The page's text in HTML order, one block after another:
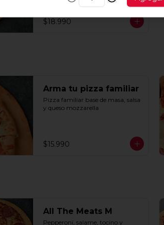
$18.990
Arma tu pizza familiar
Pizza familiar base de masa, salsa
y queso mozzarella
$15.990
All The Meats M
Pepperoni, salame, tocino y